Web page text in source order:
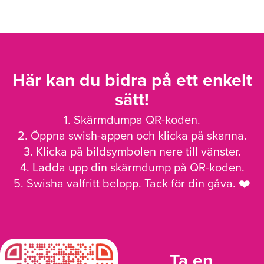
Här kan du bidra på ett enkelt
sätt!
1. Skärmdumpa QR-koden.
2. Öppna swish-appen och klicka på skanna.
3. Klicka på bildsymbolen nere till vänster.
4. Ladda upp din skärmdump på QR-koden.
5. Swisha valfritt belopp. Tack för din gåva. ❤️